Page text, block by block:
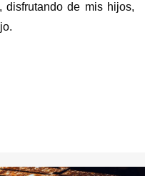
disfrutando de mis hijos,